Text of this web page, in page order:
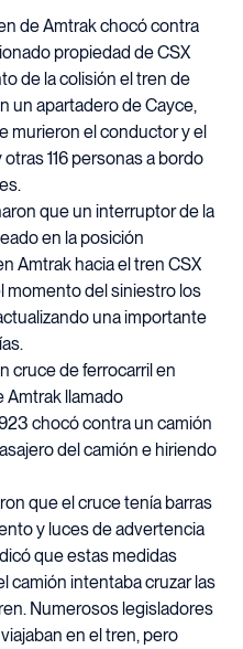
de Amtrak chocó contra
propiedad de CSX
de la colisión el tren de
un apartadero de Cayce,
murieron el conductor y el
116 personas a bordo
que un interruptor de la
en la posición
Amtrak hacia el tren CSX
momento del siniestro los
una importante
cruce de ferrocarril en
Amtrak llamado
chocó contra un camión
del camión e hiriendo
que el cruce tenía barras
y luces de advertencia
que estas medidas
camión intentaba cruzar las
Numerosos legisladores
en el tren, pero